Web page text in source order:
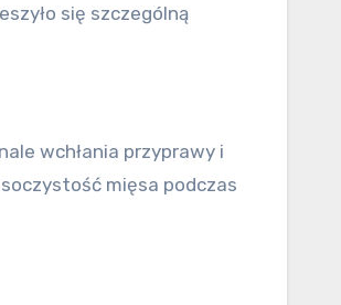
się szczególną
wchłania przyprawy i
mięsa podczas